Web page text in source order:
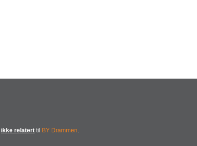
ikke relaterttil BY Drammen.